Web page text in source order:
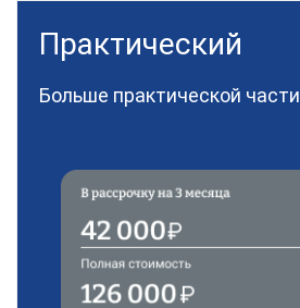
Практический
Больше практической части